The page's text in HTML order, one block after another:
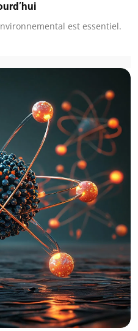
est essentiel.